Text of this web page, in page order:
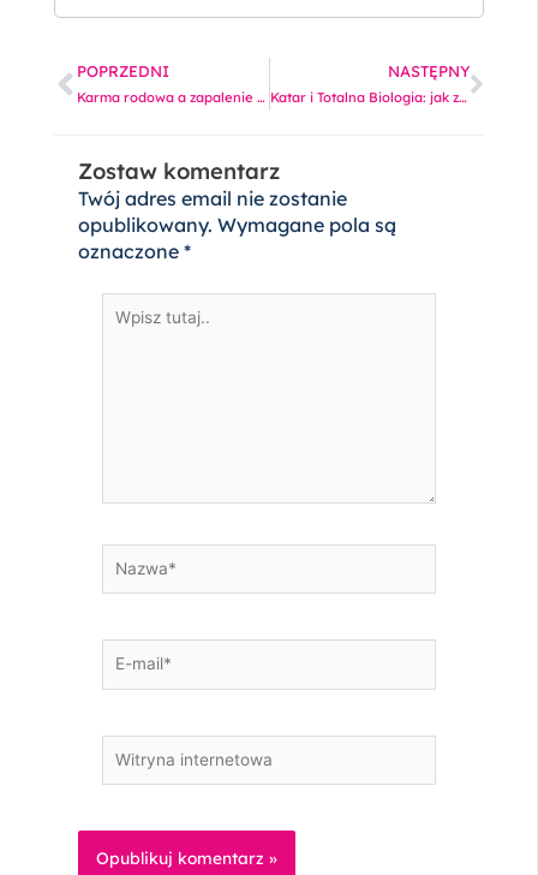
Prev
POPRZEDNI
Karma rodowa a zapalenie spojówek u dziecka
NASTĘPNY
Katar i Totalna Biologia: jak zrozumieć sygnały wysyłane przez nasze ciało
Zostaw komentarz
Twój adres email nie zostanie
opublikowany. Wymagane pola są
oznaczone *
Wpisz
tutaj..
E-
internetowa